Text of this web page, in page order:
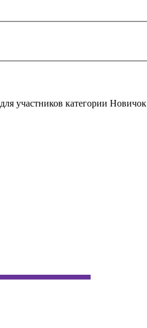
участников категории Новичок